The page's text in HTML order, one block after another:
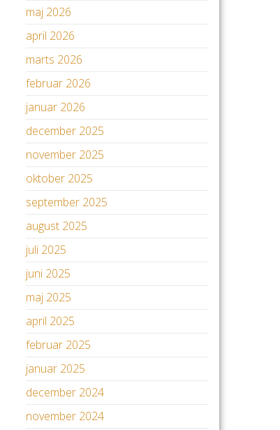
maj 2026
april 2026
marts 2026
februar 2026
januar 2026
december 2025
november 2025
oktober 2025
september 2025
august 2025
juli 2025
juni 2025
maj 2025
april 2025
februar 2025
januar 2025
december 2024
november 2024